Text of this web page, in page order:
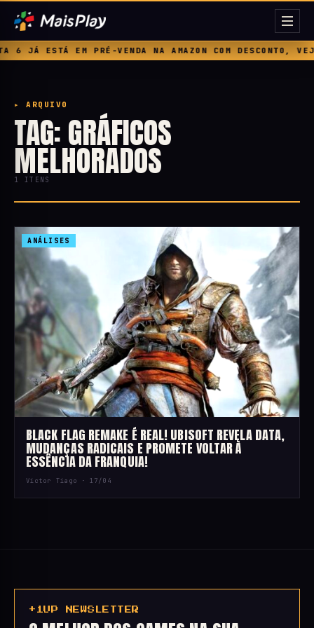
JÁ ESTÁ EM PRÉ-VENDA NA AMAZON COM DESCONTO,
▸ ARQUIVO
TAG: GRÁFICOS
MELHORADOS
1 ITENS
ANÁLISES
BLACK FLAG REMAKE É REAL! UBISOFT REVELA DATA,
MUDANÇAS RADICAIS E PROMETE VOLTAR À
ESSÊNCIA DA FRANQUIA!
Victor Tiago ·17/04
+1UP NEWSLETTER